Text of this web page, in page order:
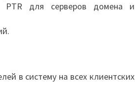
PTR для серверов домена и
в систему на всех клиентских